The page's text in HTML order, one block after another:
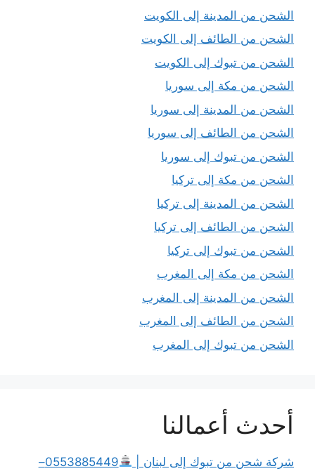
الشحن من المدينة إلى الكويت
الشحن من الطائف إلى الكويت
الشحن من تبوك إلى الكويت
الشحن من مكة إلى سوريا
الشحن من المدينة إلى سوريا
الشحن من الطائف إلى سوريا
الشحن من تبوك إلى سوريا
الشحن من مكة إلى تركيا
الشحن من المدينة إلى تركيا
الشحن من الطائف إلى تركيا
الشحن من تبوك إلى تركيا
الشحن من مكة إلى المغرب
الشحن من المدينة إلى المغرب
الشحن من الطائف إلى المغرب
الشحن من تبوك إلى المغرب
أحدث أعمالنا
شركة شحن من تبوك إلى لبنان |
0553885449–